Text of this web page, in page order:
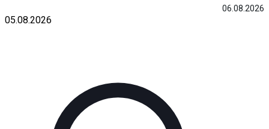
06.08.2026
05.08.2026